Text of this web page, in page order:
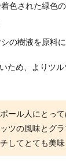
色された緑色
の樹液を原料
ため、よりツ
ール人にとっ
ツの風味とグ
してとても美味